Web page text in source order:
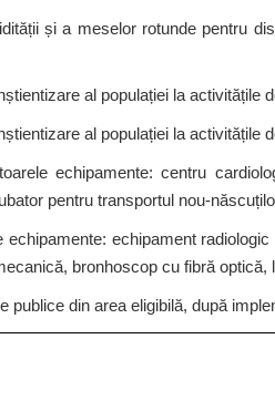
și a meselor rotunde pentru
al populației la activitățile
al populației la activitățile
echipamente: centru
pentru transportul nou-
echipament
bronhoscop cu fibră
din area eligibilă, după